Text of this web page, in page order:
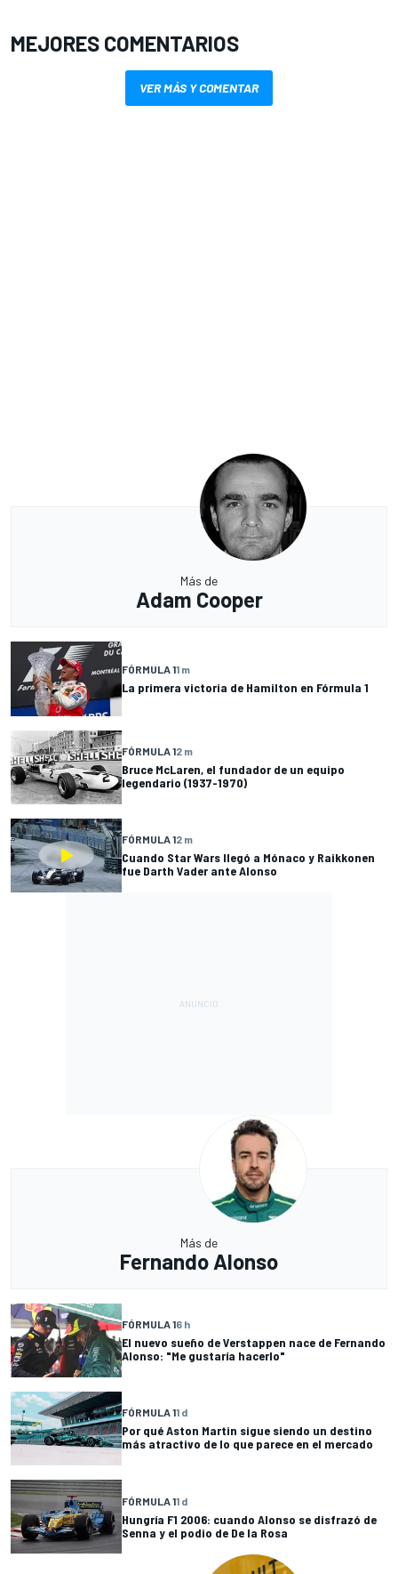
MEJORES COMENTARIOS
VER MÁS Y COMENTAR
Más de
Adam Cooper
FÓRMULA 11 m
La primera victoria de Hamilton en Fórmula 1
FÓRMULA 12 m
Bruce McLaren, el fundador de un equipo
legendario (1937-1970)
FÓRMULA 12 m
Cuando Star Wars llegó a Mónaco y Raikkonen
fue Darth Vader ante Alonso
Más de
Fernando Alonso
FÓRMULA 16 h
El nuevo sueño de Verstappen nace de Fernando
Alonso: "Me gustaría hacerlo"
FÓRMULA 11 d
Por qué Aston Martin sigue siendo un destino
más atractivo de lo que parece en el mercado
FÓRMULA 11 d
Hungría F1 2006: cuando Alonso se disfrazó de
Senna y el podio de De la Rosa